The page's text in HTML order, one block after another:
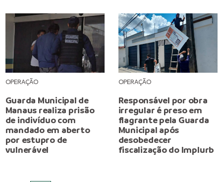
OPERAÇÃO
Guarda Municipal de
Manaus realiza prisão
de indivíduo com
mandado em aberto
por estupro de
vulnerável
OPERAÇÃO
Responsável por obra
irregular é preso em
flagrante pela Guarda
Municipal após
desobedecer
fiscalização do Implurb